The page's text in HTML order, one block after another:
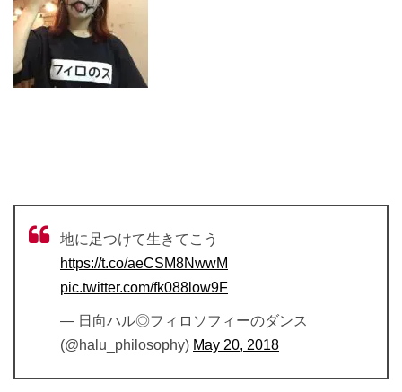
地に足つけて生きてこう
https://t.co/aeCSM8NwwM
pic.twitter.com/fk088low9F
— 日向ハル◎フィロソフィーのダンス
(@halu_philosophy) May 20, 2018